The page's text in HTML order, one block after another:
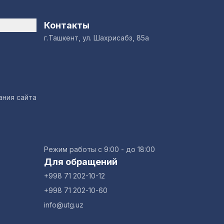
сайта
Контакты
г.Ташкент, ул. Шахрисабз, 85а
Режим работы с 9:00 - до 18:00
Для обращений
+998 71 202-10-12
+998 71 202-10-60
info@utg.uz